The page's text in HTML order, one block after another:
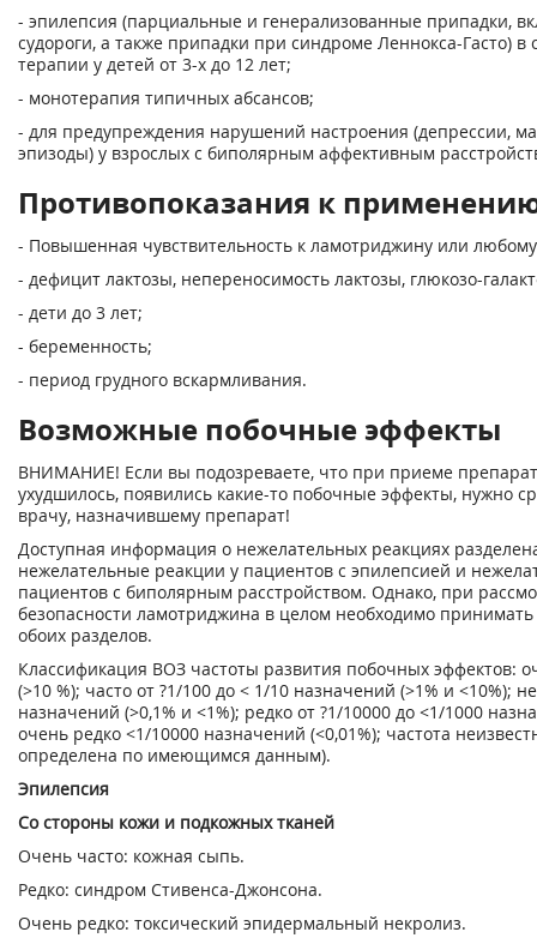
- эпилепсия (парциальные и генерализованные припадки,
судороги, а также припадки при синдроме Леннокса-Гасто) в
терапии у детей от 3-х до 12 лет;
- монотерапия типичных абсансов;
- для предупреждения нарушений настроения (депрессии,
эпизоды) у взрослых с биполярным аффективным
Противопоказания к
- Повышенная чувствительность к ламотриджину или
- дефицит лактозы, непереносимость лактозы, глюкозо-
- дети до 3 лет;
- беременность;
- период грудного вскармливания.
Возможные побочные эффекты
ВНИМАНИЕ! Если вы подозреваете, что при приеме
ухудшилось, появились какие-то побочные эффекты, нужно
врачу, назначившему препарат!
Доступная информация о нежелательных реакциях
нежелательные реакции у пациентов с эпилепсией и
пациентов с биполярным расстройством. Однако, при
безопасности ламотриджина в целом необходимо
обоих разделов.
Классификация ВОЗ частоты развития побочных эффектов:
(>10 %); часто от ?1/100 до < 1/10 назначений (>1% и <10%);
назначений (>0,1% и <1%); редко от ?1/10000 до <1/1000
очень редко <1/10000 назначений (<0,01%); частота
определена по имеющимся данным).
Эпилепсия
Со стороны кожи и подкожных тканей
Очень часто: кожная сыпь.
Редко: синдром Стивенса-Джонсона.
Очень редко: токсический эпидермальный некролиз.